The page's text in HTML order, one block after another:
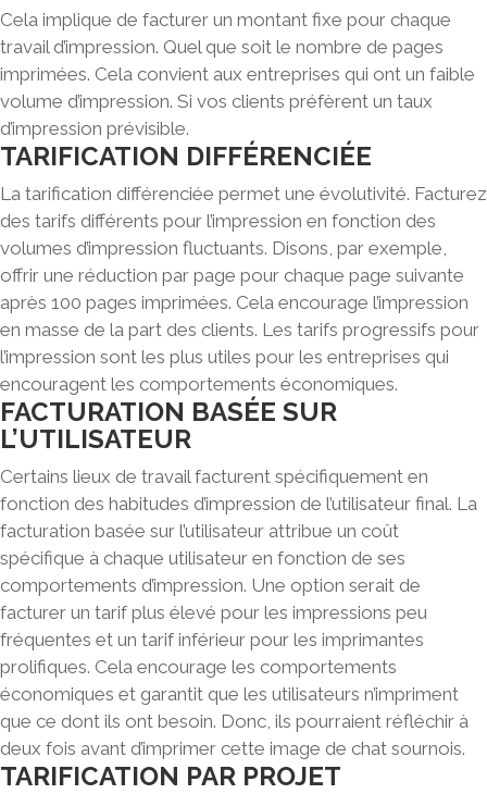
Cela implique de facturer un montant fixe pour chaque
travail d’impression. Quel que soit le nombre de pages
imprimées. Cela convient aux entreprises qui ont un faible
volume d’impression. Si vos clients préfèrent un taux
d’impression prévisible.
TARIFICATION DIFFÉRENCIÉE
La tarification différenciée permet une évolutivité. Facturez
des tarifs différents pour l’impression en fonction des
volumes d’impression fluctuants. Disons, par exemple,
offrir une réduction par page pour chaque page suivante
après 100 pages imprimées. Cela encourage l’impression
en masse de la part des clients. Les tarifs progressifs pour
l’impression sont les plus utiles pour les entreprises qui
encouragent les comportements économiques.
FACTURATION BASÉE SUR
L’UTILISATEUR
Certains lieux de travail facturent spécifiquement en
fonction des habitudes d’impression de l’utilisateur final. La
facturation basée sur l’utilisateur attribue un coût
spécifique à chaque utilisateur en fonction de ses
comportements d’impression. Une option serait de
facturer un tarif plus élevé pour les impressions peu
fréquentes et un tarif inférieur pour les imprimantes
prolifiques. Cela encourage les comportements
économiques et garantit que les utilisateurs n’impriment
que ce dont ils ont besoin. Donc, ils pourraient réfléchir à
deux fois avant d’imprimer cette image de chat sournois.
TARIFICATION PAR PROJET